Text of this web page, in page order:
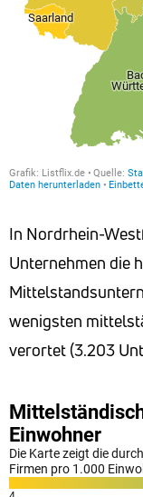
In Nordrhein-
Unternehmen die
wenigsten
verortet (3.203